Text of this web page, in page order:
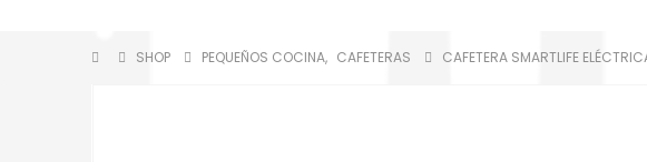
SHOP PEQUEÑOS COCINA, CAFETERAS CAFETERA SMARTLIFE